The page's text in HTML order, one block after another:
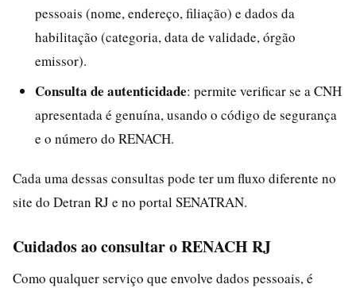
pessoais (nome, endereço, filiação) e dados da
habilitação (categoria, data de validade, órgão
emissor).
Consulta de autenticidade: permite verificar se a CNH
apresentada é genuína, usando o código de segurança
e o número do RENACH.
Cada uma dessas consultas pode ter um fluxo diferente no
site do Detran RJ e no portal SENATRAN.
Cuidados ao consultar o RENACH RJ
Como qualquer serviço que envolve dados pessoais, é